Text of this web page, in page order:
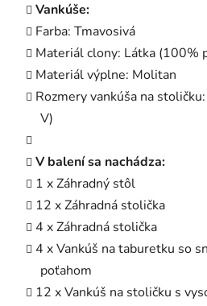
Vankúše:
Farba: Tmavosivá
Materiál clony: Látka (100%
Materiál výplne: Molitan
Rozmery vankúša na
V)
V balení sa nachádza:
1 x Záhradný stôl
12 x Záhradná stolička
4 x Záhradná stolička
4 x Vankúš na taburetku so
poťahom
12 x Vankúš na stoličku s